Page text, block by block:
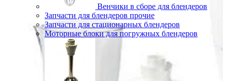
Венчики в сборе для блендеров
Запчасти для блендеров прочие
Запчасти для стационарных блендеров
Моторные блоки для погружных блендеров